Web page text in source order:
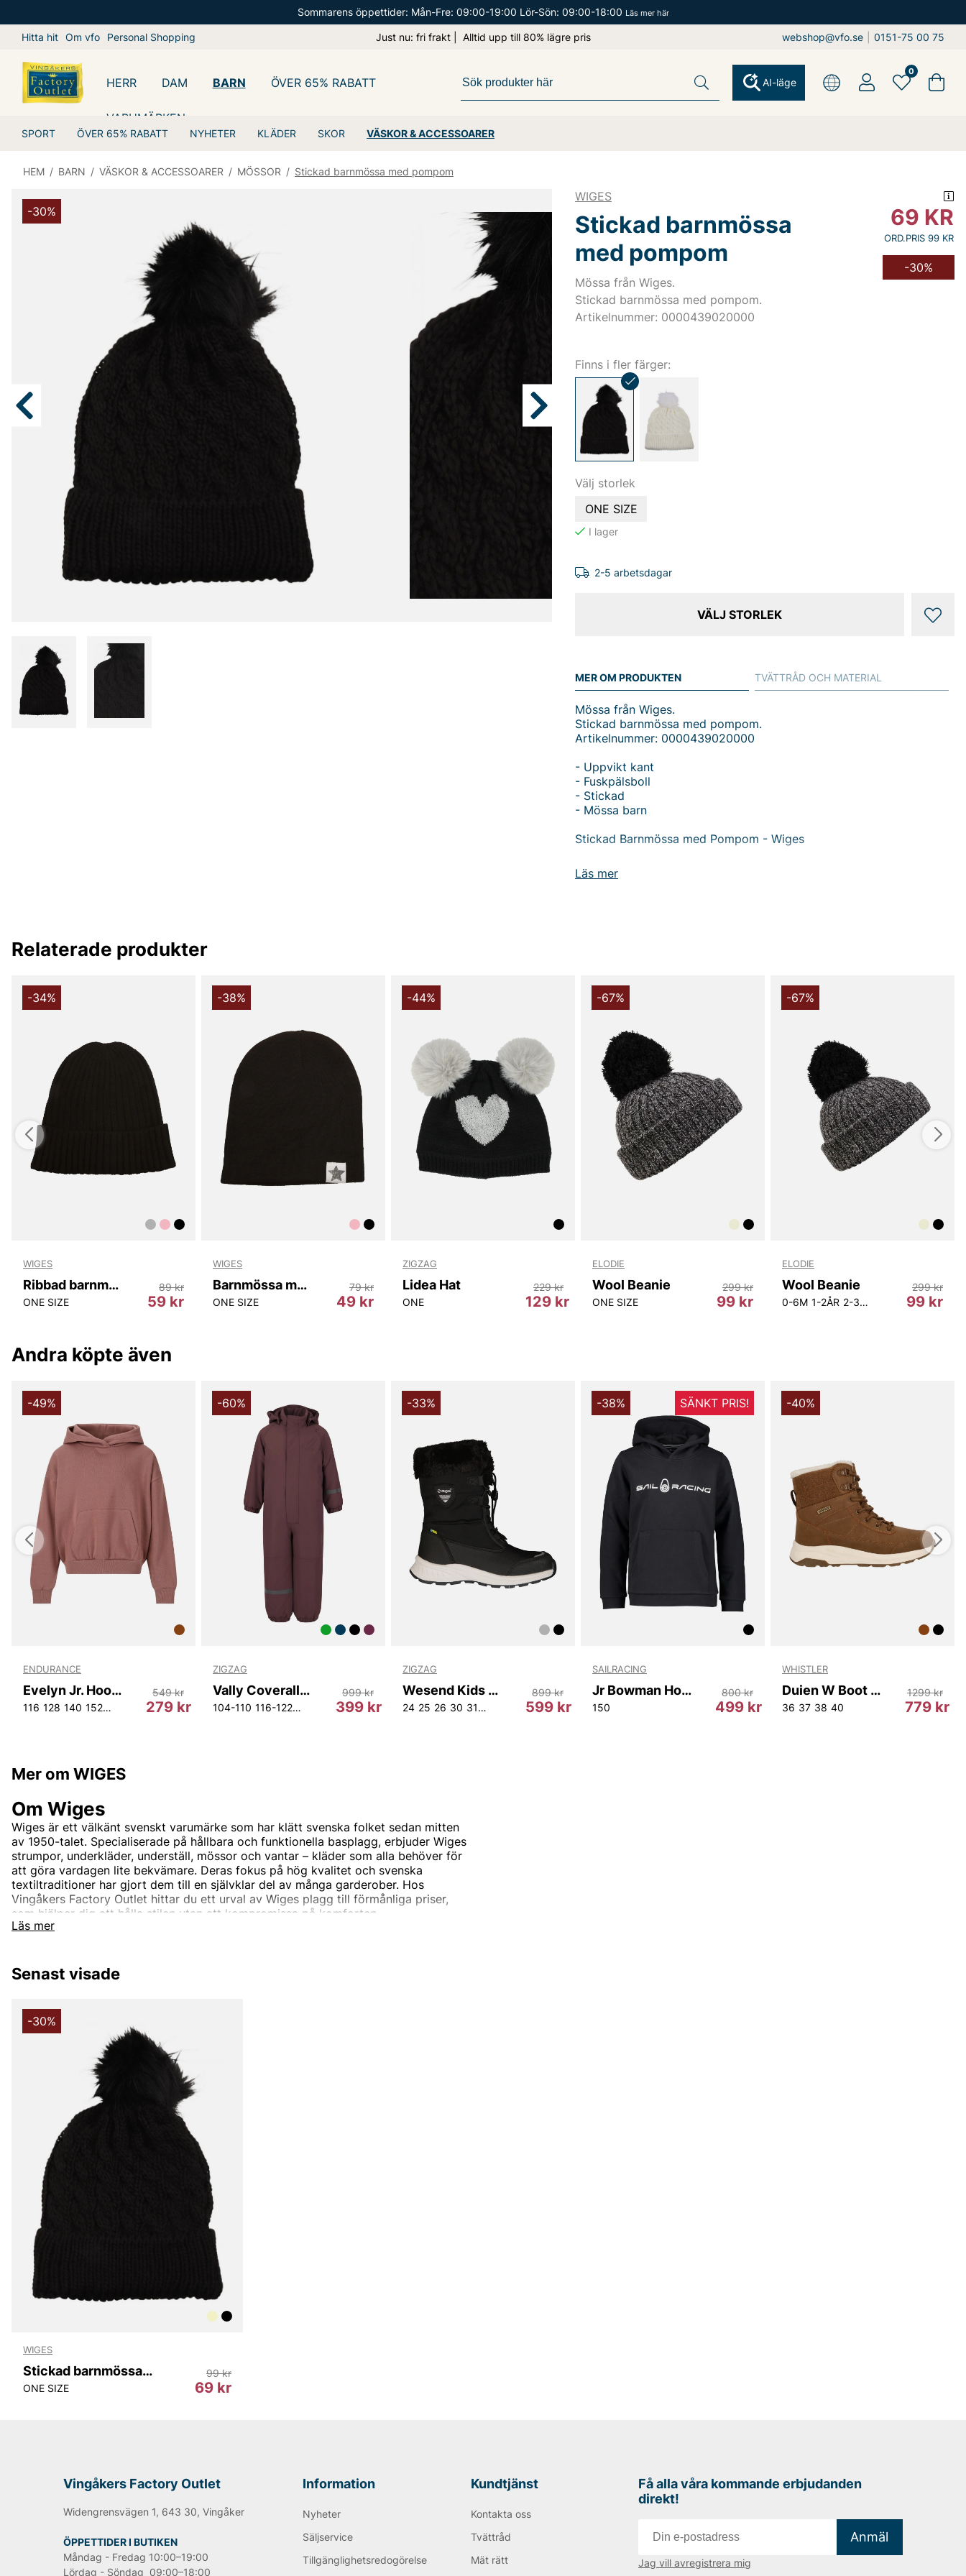
Sommarens öppettider: Mån-Fre: 09:00-19:00 Lör-Sön: 09:00-18:00 Läs mer här
Hitta hit Om vfo Personal Shopping Just nu: fri frakt | Alltid upp till 80% lägre pris webshop@vfo.se 0151-75 00 75
HERR DAM BARN
SPORT ÖVER 65% RABATT NYHETER KLÄDER SKOR VÄSKOR & ACCESSOARER
ÖVER 65% RABATT
VARUMÄRKEN
AI-läge
0
HEM / BARN / VÄSKOR & ACCESSOARER / MÖSSOR / Stickad barnmössa med pompom
-30%
WIGES
Stickad barnmössa
med pompom
Mössa från Wiges.
Stickad barnmössa med pompom.
Artikelnummer: 0000439020000
69 KR
ORD.PRIS 99 KR
-30%
Finns i fler färger:
Välj storlek
ONE SIZE
2-5 arbetsdagar
VÄLJ STORLEK
MER OM PRODUKTEN
Läs mer
Mössa från Wiges.
Stickad barnmössa med pompom.
Artikelnummer: 0000439020000
- Uppvikt kant
- Fuskpälsboll
- Stickad
- Mössa barn
Stickad Barnmössa med Pompom - Wiges
Ge ditt barn den perfekta kombinationen av stil och komfort med vår
Stickade Barnmössa med Pompom från Wiges. Denna mössa är
till mössans design. Mössan är stickad i en mjuk och behaglig akryl,
vilket gör den både slitstark och lätt att tvätta.
varm och lätt. Akrylmaterialet är allergivänligt och bekvämt mot
huden, vilket är perfekt för den känsliga barnhuden.
Välj Stickad Barnmössa med Pompom från Wiges för en stilren och
praktiskt accessoar till ditt barns garderob. Denna mössa är idealisk
för väderlek under höst och vinter, och kommer snart att bli en
favorit för både barn och föräldrar!
Tack för att du handlar i vår webbshop. Besök oss även i vår butik i
Läs mer på
TVÄTTRÅD OCH MATERIAL
Relaterade produkter
-34%
WIGES
Ribbad barnmössa med uppvikt kant
ONE SIZE 59 kr
89 kr
-38%
WIGES
Barnmössa med vävd etikett
ONE SIZE 49 kr
79 kr
-44%
ZIGZAG
Lidea Hat
ONE 129 kr
229 kr
-67%
ELODIE
Wool Beanie
ONE SIZE 99 kr
299 kr
-67%
ELODIE
Wool Beanie
0-6M 1-2ÅR 2-3Y 99 kr
299 kr
Andra köpte även
-49%
ENDURANCE
Evelyn Jr. Hoody
116 128 140 152 164 279 kr
549 kr
-60%
ZIGZAG
Vally Coverall W-PRO 10000.
104-110 116-122 122-128 140-146
399 kr
999 kr
-33%
ZIGZAG
Wesend Kids Boot WP V2
24 25 26 30 31 32 39
599 kr
899 kr
-38% SÄNKT PRIS!
SAILRACING
Jr Bowman Hood
150 499 kr
800 kr
-40%
WHISTLER
Duien W Boot WP
36 37 38 40 779 kr
1299 kr
Mer om WIGES
Läs mer
Om Wiges
Wiges är ett välkänt svenskt varumärke som har klätt svenska folket sedan mitten
av 1950-talet. Specialiserade på hållbara och funktionella basplagg, erbjuder Wiges
strumpor, underkläder, underställ, mössor och vantar – kläder som alla behöver för
att göra vardagen lite bekvämare. Deras fokus på hög kvalitet och svenska
textiltraditioner har gjort dem till en självklar del av många garderober. Hos
Vingåkers Factory Outlet hittar du ett urval av Wiges plagg till förmånliga priser,
som hjälper dig att hålla stilen utan att kompromissa på komforten.
Senast visade
-30%
WIGES
Stickad barnmössa med pompom
ONE SIZE 69 kr
99 kr
Vingåkers Factory Outlet
Widengrensvägen 1, 643 30, Vingåker
ÖPPETTIDER I BUTIKEN
Måndag - Fredag 10:00–19:00
Lördag - Söndag 09:00–18:00
Information
Nyheter
Säljservice
Tillgänglighetsredogörelse
Kundtjänst
Kontakta oss
Tvättråd
Mät rätt
Få alla våra kommande erbjudanden
direkt!
Anmäl
Jag vill avregistrera mig